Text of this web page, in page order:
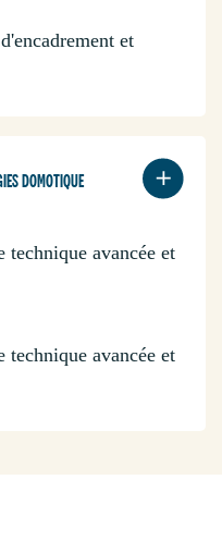
et
DOMOTIQUE
avancée et
avancée et